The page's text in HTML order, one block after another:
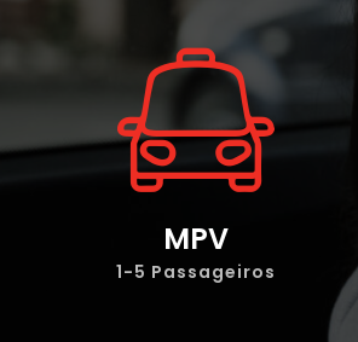
MPV
1-5 Passageiros